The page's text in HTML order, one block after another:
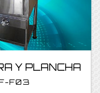
Y PLANCHA
F03